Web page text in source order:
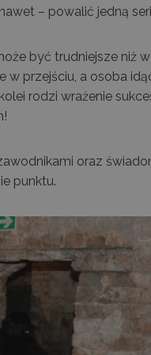
– powalić jedną
być trudniejsze niż
przejściu, a osoba
rodzi wrażenie
oraz
punktu.